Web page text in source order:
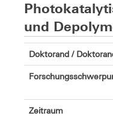
und
Doktorand /
Zeitraum